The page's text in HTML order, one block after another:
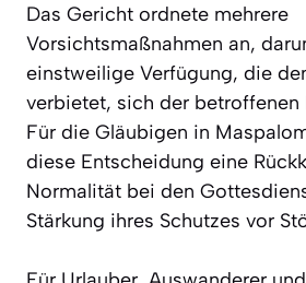
Das Gericht ordnete mehrere
Vorsichtsmaßnahmen an,
einstweilige Verfügung, die
verbietet, sich der betroffenen
Für die Gläubigen in
diese Entscheidung eine
Normalität bei den
Stärkung ihres Schutzes vor